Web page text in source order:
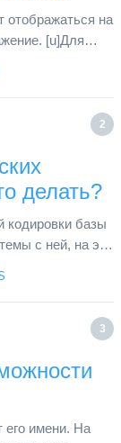
отображаться на
[u]Для
2
делать?
кодировки базы
с ней, на это
3
его имени. На